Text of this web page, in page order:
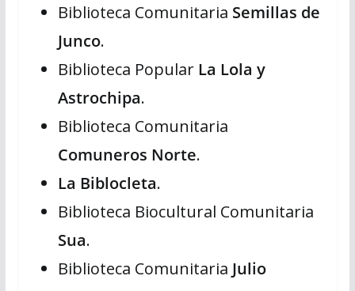
Biblioteca Comunitaria Semillas de
Junco.
Biblioteca Popular La Lola y
Astrochipa.
Biblioteca Comunitaria
Comuneros Norte.
La Biblocleta.
Biblioteca Biocultural Comunitaria
Sua.
Biblioteca Comunitaria Julio